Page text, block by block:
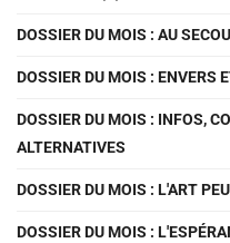
DOSSIER DU MOIS : AU
DOSSIER DU MOIS : ENVERS
DOSSIER DU MOIS : INFOS,
ALTERNATIVES
DOSSIER DU MOIS : L'ART
DOSSIER DU MOIS :